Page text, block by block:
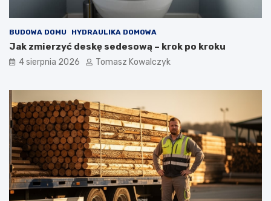
BUDOWA DOMU HYDRAULIKA DOMOWA
Jak zmierzyć deskę sedesową – krok po kroku
4 sierpnia 2026 Tomasz Kowalczyk